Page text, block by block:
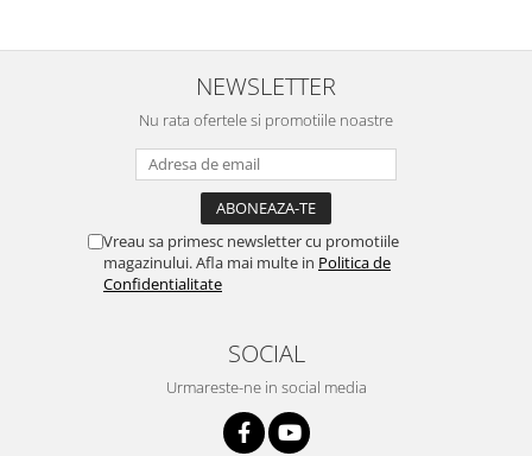
NEWSLETTER
Nu rata ofertele si promotiile noastre
Vreau sa primesc newsletter cu promotiile
magazinului. Afla mai multe in Politica de
Confidentialitate
SOCIAL
Urmareste-ne in social media